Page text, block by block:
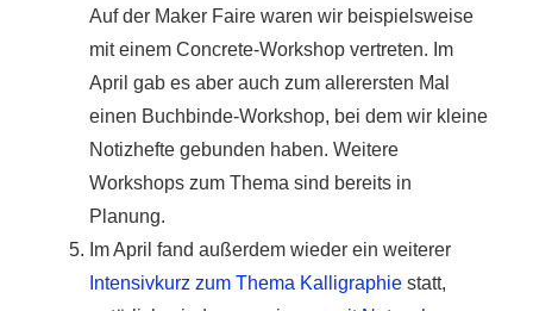
Auf der Maker Faire waren wir beispielsweise
mit einem Concrete-Workshop vertreten. Im
April gab es aber auch zum allerersten Mal
einen Buchbinde-Workshop, bei dem wir kleine
Notizhefte gebunden haben. Weitere
Workshops zum Thema sind bereits in
Planung.
Im April fand außerdem wieder ein weiterer
Intensivkurz zum Thema Kalligraphie statt,